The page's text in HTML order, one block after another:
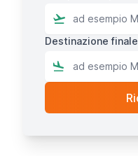
Destinazione finale